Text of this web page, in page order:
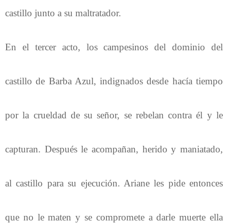
castillo junto a su maltratador.
En el tercer acto, los campesinos del dominio del
castillo de Barba Azul, indignados desde hacía tiempo
por la crueldad de su señor, se rebelan contra él y le
capturan. Después le acompañan, herido y maniatado,
al castillo para su ejecución. Ariane les pide entonces
que no le maten y se compromete a darle muerte ella